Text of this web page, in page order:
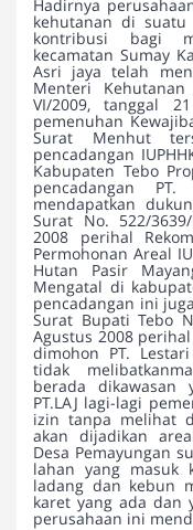
Hadirnya
kehutanan di
kontribusi bagi
kecamatan Sumay
Asri jaya telah
Menteri
VI/2009, tanggal
pemenuhan
Surat Menhut
pencadangan
Kabupaten Tebo
pencadangan
mendapatkan
Surat No. 522/
2008 perihal
Permohonan Areal
Hutan Pasir
Mengatal di
pencadangan ini
Surat Bupati Tebo
Agustus 2008
dimohon PT.
tidak
berada dikawasan
PT.LAJ lagi-lagi
izin tanpa melihat
akan dijadikan
Desa Pemayungan
lahan yang masuk
ladang dan kebun
karet yang ada dan
perusahaan ini